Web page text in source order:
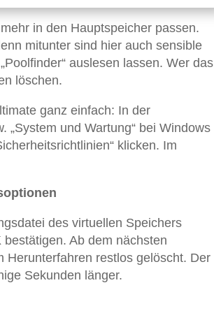
in den Hauptspeicher passen.
mitunter sind hier auch sensible
auslesen lassen. Wer das
löschen.
ganz einfach: In der
„System und Wartung“ bei Windows
klicken. Im
des virtuellen Speichers
bestätigen. Ab dem nächsten
Herunterfahren restlos gelöscht. Der
Sekunden länger.